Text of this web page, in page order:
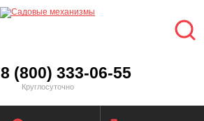
8 (800) 333-06-55
Круглосуточно